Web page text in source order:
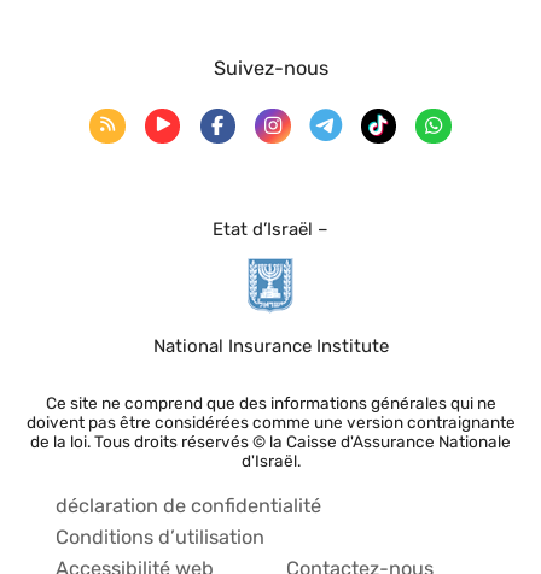
Etat d’Israël –
National Insurance Institute
Ce site ne comprend que des informations générales qui ne
doivent pas être considérées comme une version contraignante
de la loi. Tous droits réservés © la Caisse d'Assurance Nationale
d'Israël.
Suivez-nous
déclaration de confidentialité
Conditions d’utilisation
Accessibilité web
Contactez-nous